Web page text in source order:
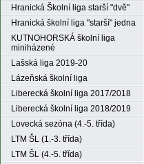
Hranická Školní liga starší "dvě"
Hranická školní liga "starší" jedna
KUTNOHORSKÁ školní liga
miniházené
Lašská liga 2019-20
Lázeňská školní liga
Liberecká školní liga 2017/2018
Liberecká školní liga 2018/2019
Lovecká sezóna (4.-5. třída)
LTM ŠL (1.-3. třída)
LTM ŠL (4.-5. třída)